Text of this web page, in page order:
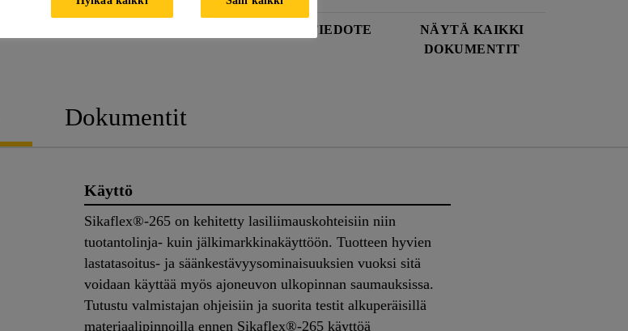
KÄYTTÖTURVALLISUUSTIEDOTE
NÄYTÄ KAIKKI
DOKUMENTIT
Dokumentit
Käyttö
Sikaflex®-265 on kehitetty lasiliimauskohteisiin niin
tuotantolinja- kuin jälkimarkkinakäyttöön. Tuotteen hyvien
lastatasoitus- ja säänkestävyysominaisuuksien vuoksi sitä
voidaan käyttää myös ajoneuvon ulkopinnan saumauksissa.
Tutustu valmistajan ohjeisiin ja suorita testit alkuperäisillä
materiaalipinnoilla ennen Sikaflex®-265 käyttöä